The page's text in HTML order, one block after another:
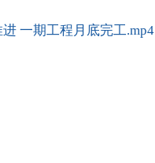
一期工程月底完工.mp4